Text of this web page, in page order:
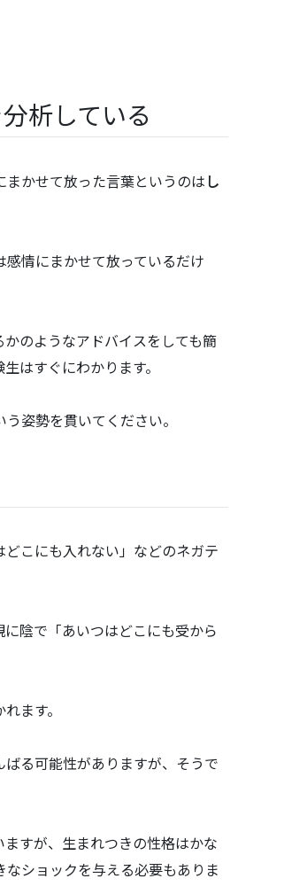
析している
かせて放った言葉というのはし
情にまかせて放っているだけ
のようなアドバイスをしても簡
はすぐにわかります。
う姿勢を貫いてください。
どこにも入れない」などのネガテ
陰で「あいつはどこにも受から
ます。
る可能性がありますが、そうで
すが、生まれつきの性格はかな
ショックを与える必要もありま